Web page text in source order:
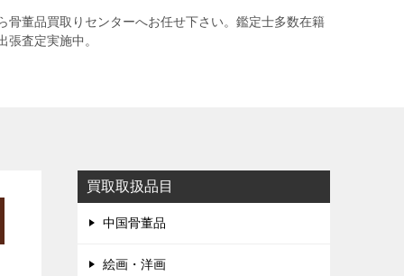
骨董品買取りセンターへお任せ下さい。鑑定士多数在籍
査定実施中。
買取取扱品目
中国骨董品
絵画・洋画